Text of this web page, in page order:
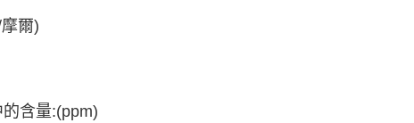
爾)
含量:(ppm)